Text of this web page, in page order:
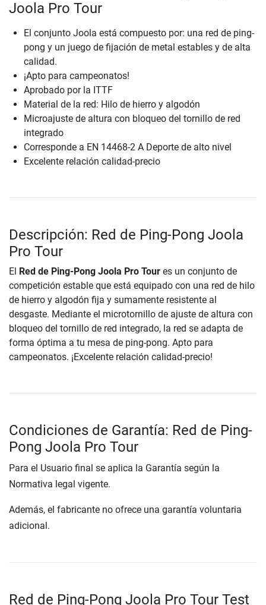
Joola Pro Tour
El conjunto Joola está compuesto por: una red de ping-
pong y un juego de fijación de metal estables y de alta
calidad.
¡Apto para campeonatos!
Aprobado por la ITTF
Material de la red: Hilo de hierro y algodón
Microajuste de altura con bloqueo del tornillo de red
integrado
Corresponde a EN 14468-2 A Deporte de alto nivel
Excelente relación calidad-precio
Descripción: Red de Ping-Pong Joola
Pro Tour
El Red de Ping-Pong Joola Pro Tour es un conjunto de
competición estable que está equipado con una red de hilo
de hierro y algodón fija y sumamente resistente al
desgaste. Mediante el microtornillo de ajuste de altura con
bloqueo del tornillo de red integrado, la red se adapta de
forma óptima a tu mesa de ping-pong. Apto para
campeonatos. ¡Excelente relación calidad-precio!
Condiciones de Garantía: Red de Ping-
Pong Joola Pro Tour
Para el Usuario final se aplica la Garantía según la
Normativa legal vigente.
Además, el fabricante no ofrece una garantía voluntaria
adicional.
Red de Ping-Pong Joola Pro Tour Test